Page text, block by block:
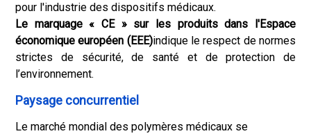
pour l'industrie des dispositifs médicaux.
Le marquage « CE » sur les produits dans l'Espace
économique européen (EEE)indique le respect de normes
strictes de sécurité, de santé et de protection de
l’environnement.
Paysage concurrentiel
Le marché mondial des polymères médicaux se